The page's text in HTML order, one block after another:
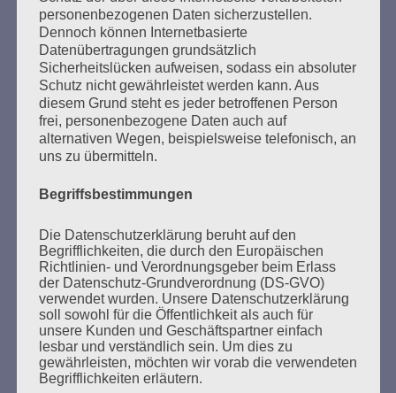
SUCHEN
NACH:
MARATHONLESUNG AUS DEN
Donnerstag, 21. Mai 2026, 11 – 18 Uhr
personenbezogenen Daten sicherzustellen.
Dennoch können Internetbasierte
Datenübertragungen grundsätzlich
Sicherheitslücken aufweisen, sodass ein absoluter
Schutz nicht gewährleistet werden kann. Aus
diesem Grund steht es jeder betroffenen Person
frei, personenbezogene Daten auch auf
alternativen Wegen, beispielsweise telefonisch, an
uns zu übermitteln.
Begriffsbestimmungen
Die Datenschutzerklärung beruht auf den
Begrifflichkeiten, die durch den Europäischen
Richtlinien- und Verordnungsgeber beim Erlass
der Datenschutz-Grundverordnung (DS-GVO)
verwendet wurden. Unsere Datenschutzerklärung
soll sowohl für die Öffentlichkeit als auch für
unsere Kunden und Geschäftspartner einfach
lesbar und verständlich sein. Um dies zu
gewährleisten, möchten wir vorab die verwendeten
Begrifflichkeiten erläutern.